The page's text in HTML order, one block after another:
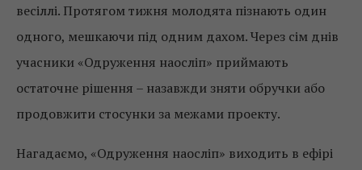
весіллі. Протягом тижня молодята пізнають один
одного, мешкаючи під одним дахом. Через сім днів
учасники «Одруження наосліп» приймають
остаточне рішення – назавжди зняти обручки або
продовжити стосунки за межами проекту.
Нагадаємо, «Одруження наосліп» виходить в ефірі